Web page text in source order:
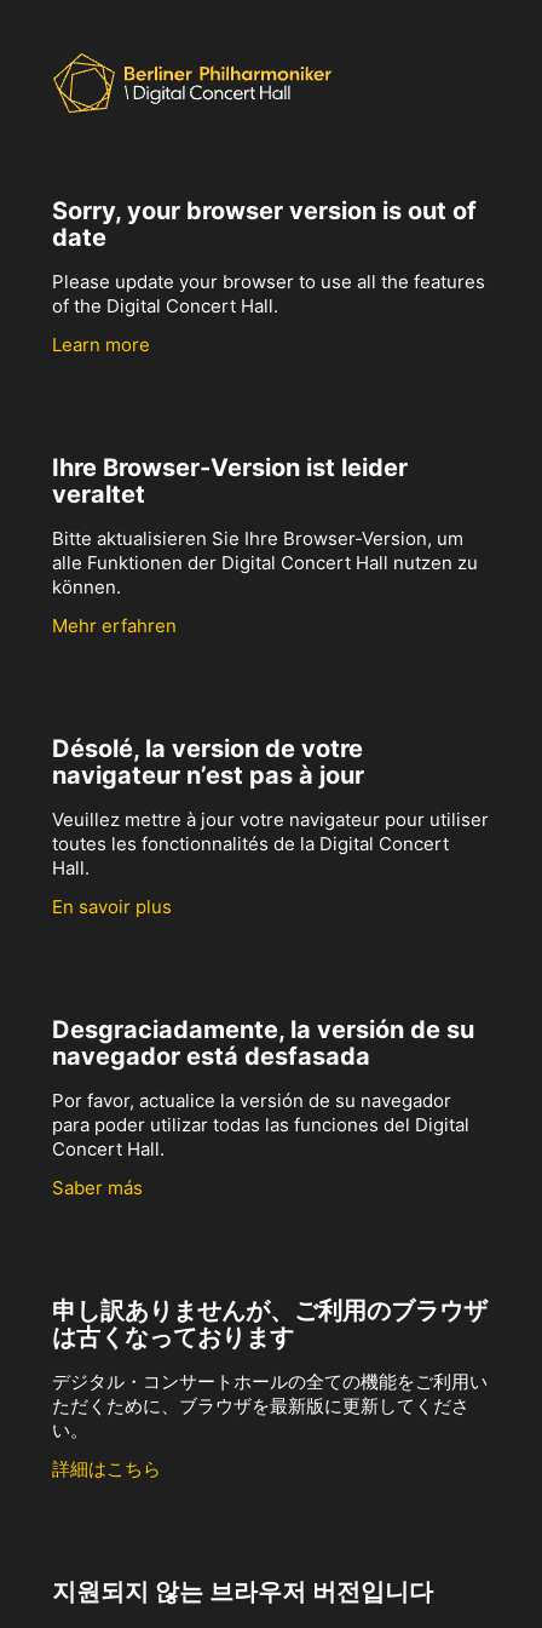
Sorry, your browser version is out of
date
Please update your browser to use all the features
of the Digital Concert Hall.
Learn more
Ihre Browser-Version ist leider
veraltet
Bitte aktualisieren Sie Ihre Browser-Version, um
alle Funktionen der Digital Concert Hall nutzen zu
können.
Mehr erfahren
Désolé, la version de votre
navigateur n’est pas à jour
Veuillez mettre à jour votre navigateur pour utiliser
toutes les fonctionnalités de la Digital Concert
Hall.
En savoir plus
Desgraciadamente, la versión de su
navegador está desfasada
Por favor, actualice la versión de su navegador
para poder utilizar todas las funciones del Digital
Concert Hall.
Saber más
申し訳ありませんが、ご利用のブラウザ
は古くなっております
デジタル・コンサートホールの全ての機能をご利用い
ただくために、ブラウザを最新版に更新してくださ
い。
詳細はこちら
지원되지 않는 브라우저 버전입니다